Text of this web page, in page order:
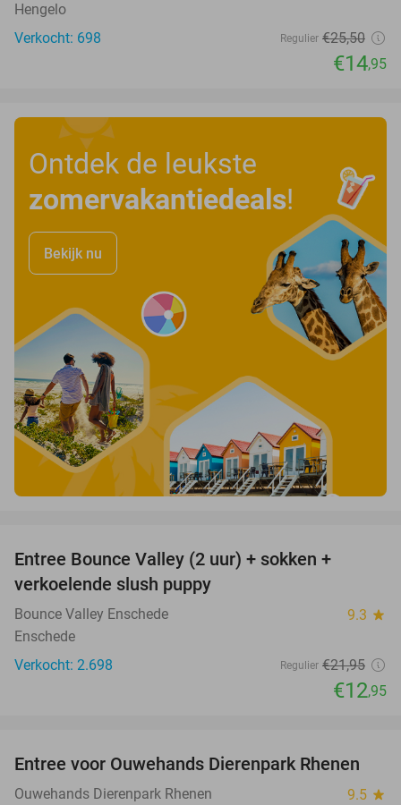
Hengelo
Verkocht: 698
Regulier €25,50
€14,95
Ontdek de leukste
zomervakantiedeals!
Bekijk nu
Entree Bounce Valley (2 uur) + sokken +
verkoelende slush puppy
Bounce Valley Enschede 9.3 star
Enschede
Verkocht: 2.698
Regulier €21,95
€12,95
19%
Entree voor Ouwehands Dierenpark Rhenen
Ouwehands Dierenpark Rhenen 9.5 star